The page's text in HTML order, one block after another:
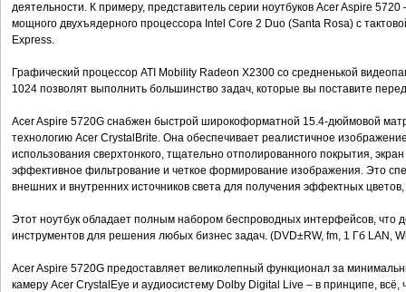
деятельности. К примеру, представитель серии ноутбуков Acer Aspire
мощного двухъядерного процессора Intel Core 2 Duo (Santa Rosa) с
Express.
Графический процессор ATI Mobility Radeon X2300 со средненькой
1024 позволят выполнить большинство задач, которые вы поставите
Acer Aspire 5720G снабжен быстрой широкоформатной 15.4-дюймовой
технологию Acer CrystalBrite. Она обеспечивает реалистичное
использования сверхтонкого, тщательно отполированного покрытия,
эффективное фильтрование и четкое формирование изображения. Это
внешних и внутренних источников света для получения эффектных
Этот ноутбук обладает полным набором беспроводных интерфейсов, что
инструментов для решения любых бизнес задач. (DVD±RW, fm, 1 Гб LAN,
Acer Aspire 5720G предоставляет великолепный функционал за
камеру Acer CrystalEye и аудиосистему Dolby Digital Live – в принципе,